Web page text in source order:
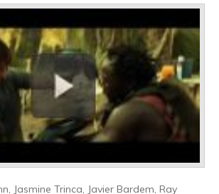
Jasmine Trinca, Javier Bardem, Ray